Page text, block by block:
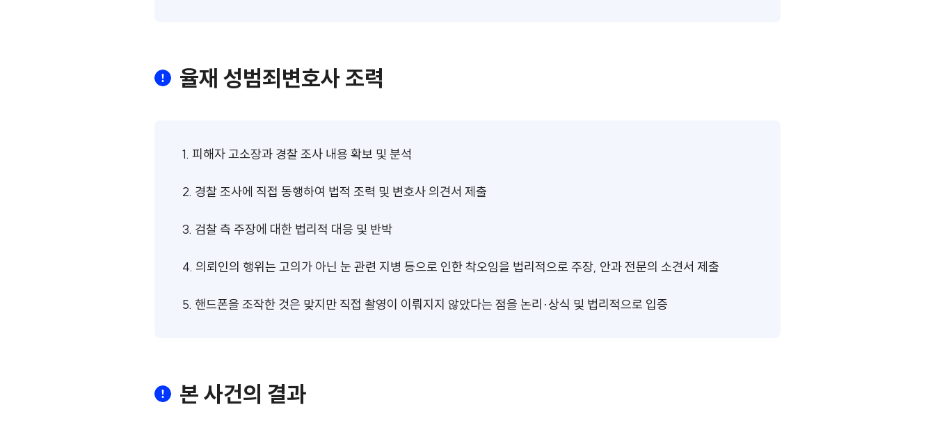
율재 성범죄변호사 조력
1. 피해자 고소장과 경찰 조사 내용 확보 및 분석
2. 경찰 조사에 직접 동행하여 법적 조력 및 변호사 의견서 제출
3. 검찰 측 주장에 대한 법리적 대응 및 반박
4. 의뢰인의 행위는 고의가 아닌 눈 관련 지병 등으로 인한 착오임을 법리적으로 주장, 안과 전문의 소견서 제출
5. 핸드폰을 조작한 것은 맞지만 직접 촬영이 이뤄지지 않았다는 점을 논리·상식 및 법리적으로 입증
본 사건의 결과